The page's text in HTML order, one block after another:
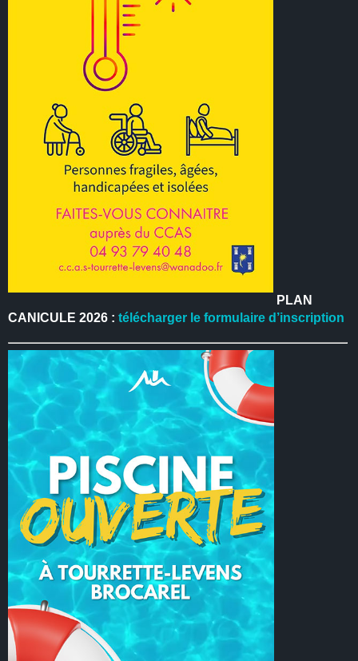
PLAN
CANICULE 2026 :télécharger le formulaire d’inscription